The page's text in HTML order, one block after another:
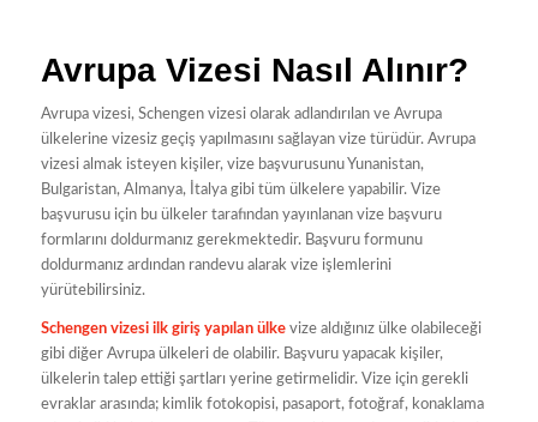
Avrupa Vizesi Nasıl Alınır?
Avrupa vizesi, Schengen vizesi olarak adlandırılan ve Avrupa
ülkelerine vizesiz geçiş yapılmasını sağlayan vize türüdür. Avrupa
vizesi almak isteyen kişiler, vize başvurusunu Yunanistan,
Bulgaristan, Almanya, İtalya gibi tüm ülkelere yapabilir. Vize
başvurusu için bu ülkeler tarafından yayınlanan vize başvuru
formlarını doldurmanız gerekmektedir. Başvuru formunu
doldurmanız ardından randevu alarak vize işlemlerini
yürütebilirsiniz.
Schengen vizesi ilk giriş yapılan ülke vize aldığınız ülke olabileceği
gibi diğer Avrupa ülkeleri de olabilir. Başvuru yapacak kişiler,
ülkelerin talep ettiği şartları yerine getirmelidir. Vize için gerekli
evraklar arasında; kimlik fotokopisi, pasaport, fotoğraf, konaklama